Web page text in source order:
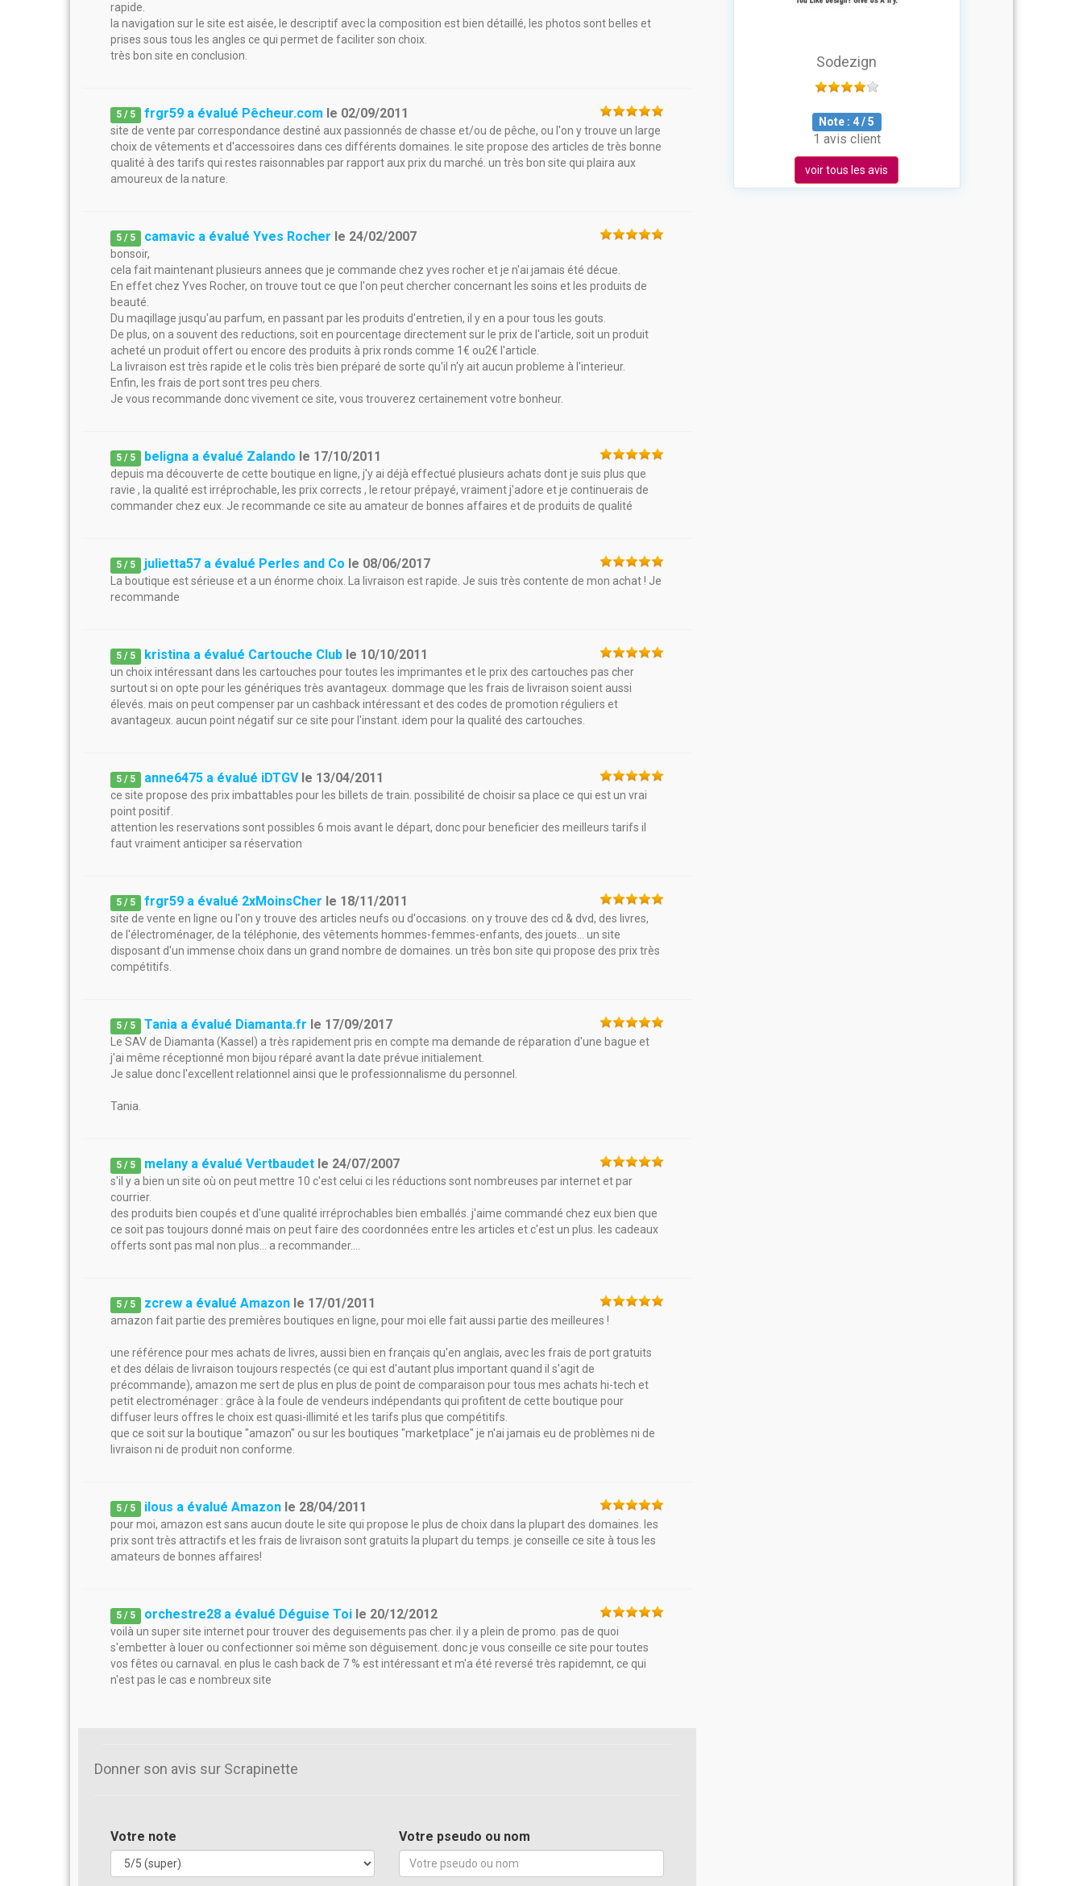
rapide.
la navigation sur le site est aisée, le descriptif avec la composition est bien détaillé, les photos sont belles et
prises sous tous les angles ce qui permet de faciliter son choix.
très bon site en conclusion.
5 / 5 frgr59 a évalué Pêcheur.com le 02/09/2011
site de vente par correspondance destiné aux passionnés de chasse et/ou de pêche, ou l'on y trouve un large
choix de vêtements et d'accessoires dans ces différents domaines. le site propose des articles de très bonne
qualité à des tarifs qui restes raisonnables par rapport aux prix du marché. un très bon site qui plaira aux
amoureux de la nature.
5 / 5 camavic a évalué Yves Rocher le 24/02/2007
bonsoir,
cela fait maintenant plusieurs annees que je commande chez yves rocher et je n'ai jamais été décue.
En effet chez Yves Rocher, on trouve tout ce que l'on peut chercher concernant les soins et les produits de
beauté.
Du maqillage jusqu'au parfum, en passant par les produits d'entretien, il y en a pour tous les gouts.
De plus, on a souvent des reductions, soit en pourcentage directement sur le prix de l'article, soit un produit
acheté un produit offert ou encore des produits à prix ronds comme 1€ ou2€ l'article.
La livraison est très rapide et le colis très bien préparé de sorte qu'il n'y ait aucun probleme à l'interieur.
Enfin, les frais de port sont tres peu chers.
Je vous recommande donc vivement ce site, vous trouverez certainement votre bonheur.
5 / 5 beligna a évalué Zalando le 17/10/2011
depuis ma découverte de cette boutique en ligne, j'y ai déjà effectué plusieurs achats dont je suis plus que
ravie , la qualité est irréprochable, les prix corrects , le retour prépayé, vraiment j'adore et je continuerais de
commander chez eux. Je recommande ce site au amateur de bonnes affaires et de produits de qualité
5 / 5 julietta57 a évalué Perles and Co le 08/06/2017
La boutique est sérieuse et a un énorme choix. La livraison est rapide. Je suis très contente de mon achat ! Je
recommande
5 / 5 kristina a évalué Cartouche Club le 10/10/2011
un choix intéressant dans les cartouches pour toutes les imprimantes et le prix des cartouches pas cher
surtout si on opte pour les génériques très avantageux. dommage que les frais de livraison soient aussi
élevés. mais on peut compenser par un cashback intéressant et des codes de promotion réguliers et
avantageux. aucun point négatif sur ce site pour l'instant. idem pour la qualité des cartouches.
5 / 5 anne6475 a évalué iDTGVle 13/04/2011
ce site propose des prix imbattables pour les billets de train. possibilité de choisir sa place ce qui est un vrai
point positif.
attention les reservations sont possibles 6 mois avant le départ, donc pour beneficier des meilleurs tarifs il
faut vraiment anticiper sa réservation
5 / 5 frgr59 a évalué 2xMoinsCher le 18/11/2011
site de vente en ligne ou l'on y trouve des articles neufs ou d'occasions. on y trouve des cd & dvd, des livres,
de l'électroménager, de la téléphonie, des vêtements hommes-femmes-enfants, des jouets... un site
disposant d'un immense choix dans un grand nombre de domaines. un très bon site qui propose des prix très
compétitifs.
5 / 5 Tania a évalué Diamanta.fr le 17/09/2017
Le SAV de Diamanta (Kassel) a très rapidement pris en compte ma demande de réparation d'une bague et
j'ai même réceptionné mon bijou réparé avant la date prévue initialement.
Je salue donc l'excellent relationnel ainsi que le professionnalisme du personnel.
Tania.
5 / 5 melany a évalué Vertbaudet le 24/07/2007
s'il y a bien un site où on peut mettre 10 c'est celui ci les réductions sont nombreuses par internet et par
courrier.
des produits bien coupés et d'une qualité irréprochables bien emballés. j'aime commandé chez eux bien que
ce soit pas toujours donné mais on peut faire des coordonnées entre les articles et c'est un plus. les cadeaux
offerts sont pas mal non plus... a recommander....
5 / 5 zcrew a évalué Amazon le 17/01/2011
amazon fait partie des premières boutiques en ligne, pour moi elle fait aussi partie des meilleures !
une référence pour mes achats de livres, aussi bien en français qu'en anglais, avec les frais de port gratuits
et des délais de livraison toujours respectés (ce qui est d'autant plus important quand il s'agit de
précommande), amazon me sert de plus en plus de point de comparaison pour tous mes achats hi-tech et
petit electroménager : grâce à la foule de vendeurs indépendants qui profitent de cette boutique pour
diffuser leurs offres le choix est quasi-illimité et les tarifs plus que compétitifs.
que ce soit sur la boutique "amazon" ou sur les boutiques "marketplace" je n'ai jamais eu de problèmes ni de
livraison ni de produit non conforme.
5 / 5 ilous a évalué Amazon le 28/04/2011
pour moi, amazon est sans aucun doute le site qui propose le plus de choix dans la plupart des domaines. les
prix sont très attractifs et les frais de livraison sont gratuits la plupart du temps. je conseille ce site à tous les
amateurs de bonnes affaires!
5 / 5 orchestre28 a évalué Déguise Toi le 20/12/2012
voilà un super site internet pour trouver des deguisements pas cher. il y a plein de promo. pas de quoi
s'embetter à louer ou confectionner soi même son déguisement. donc je vous conseille ce site pour toutes
vos fêtes ou carnaval. en plus le cash back de 7 % est intéressant et m'a été reversé très rapidemnt, ce qui
n'est pas le cas e nombreux site
Donner son avis sur Scrapinette
Votre note Votre pseudo ou nom
Sodezign
Note : 4/5
1 avis client
voir tous les avis